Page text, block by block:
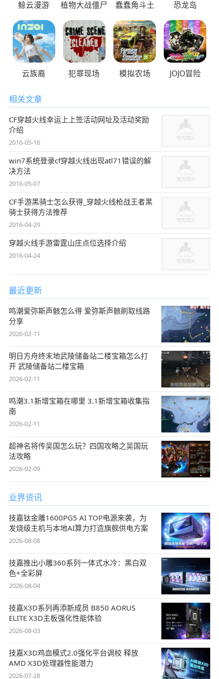
鲸云漫游 植物大战僵尸 蠢蠢角斗士 恐龙岛
云族裔 犯罪现场 模拟农场 JOJO冒险
相关文章
CF穿越火线幸运上上签活动网址及活动奖励
介绍
2016-05-16
win7系统登录cf穿越火线出现atl71错误的解
决方法
2016-05-07
CF手游黑骑士怎么获得_穿越火线枪战王者黑
骑士获得方法推荐
2016-04-29
穿越火线手游雷霆山庄点位选择介绍
2016-04-24
最近更新
鸣潮爱弥斯声骸怎么得 爱弥斯声骸刷取线路
分享
2026-02-11
明日方舟终末地武陵储备站二楼宝箱怎么打
开 武陵储备站二楼宝箱
2026-02-11
鸣潮3.1新增宝箱在哪里 3.1新增宝箱收集指
南
2026-02-11
超神名将传吴国怎么玩？四国攻略之吴国玩
法攻略
2026-02-09
业界资讯
技嘉钛金雕1600PG5 AI TOP电源来袭，为
发烧级主机与本地AI算力打造旗舰供电方案
2026-08-08
技嘉推出小雕360系列一体式水冷：黑白双
色+全彩屏
2026-08-04
技嘉X3D系列再添新成员 B850 AORUS
ELITE X3D主板强化性能体验
2026-08-03
技嘉X3D鸡血模式2.0强化平台调校 释放
AMD X3D处理器性能潜力
2026-07-28